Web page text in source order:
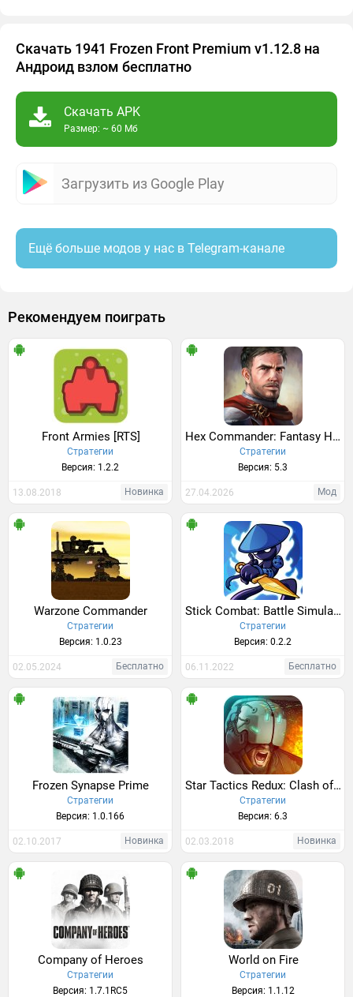
Скачать 1941 Frozen Front Premium v1.12.8 на
Андроид взлом бесплатно
Скачать APK
Размер: ~ 60 Мб
Загрузить из Google Play
Ещё больше модов у нас в Telegram-канале
Рекомендуем поиграть
Front Armies [RTS]
Стратегии
Версия: 1.2.2
13.08.2018 Новинка
Hex Commander: Fantasy Heroes
Стратегии
Версия: 5.3
27.04.2026 Мод
Warzone Commander
Стратегии
Версия: 1.0.23
02.05.2024 Бесплатно
Stick Combat: Battle Simulator
Стратегии
Версия: 0.2.2
06.11.2022 Бесплатно
Frozen Synapse Prime
Стратегии
Версия: 1.0.166
02.10.2017 Новинка
Star Tactics Redux: Clash of Fleets PREMIUM
Стратегии
Версия: 6.3
02.03.2018 Новинка
Company of Heroes
Стратегии
Версия: 1.7.1RC5
World on Fire
Стратегии
Версия: 1.1.12